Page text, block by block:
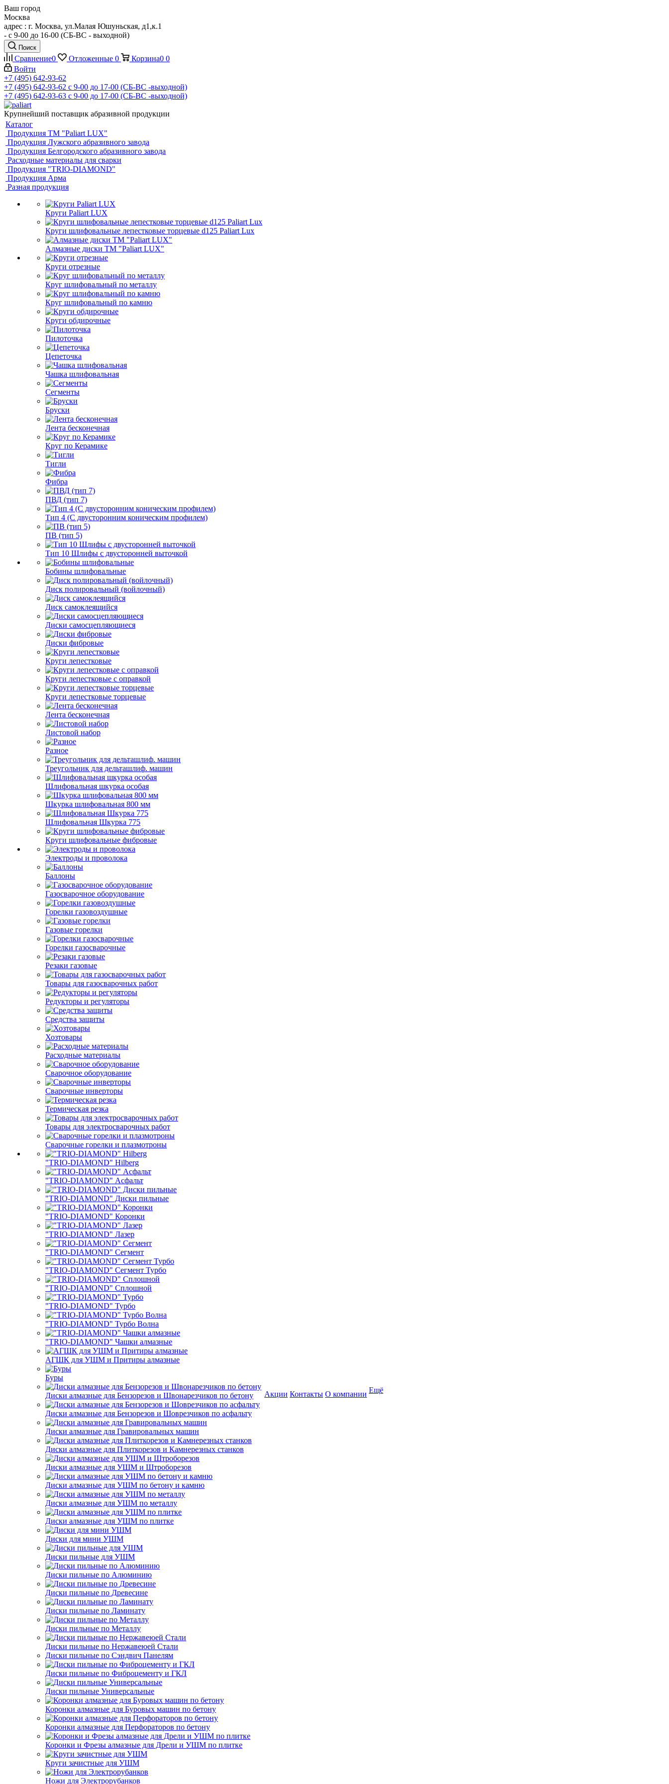
Ваш город
Москва
адрес : г. Москва, ул.Малая Юшуньская, д1,к.1
- c 9-00 до 16-00 (СБ-ВС - выходной)
Поиск
Сравнение0 Отложенные 0 Корзина0 0
Войти
+7 (495) 642-93-62
+7 (495) 642-93-62 c 9-00 до 17-00 (СБ-ВС -выходной)
+7 (495) 642-93-63 c 9-00 до 17-00 (СБ-ВС -выходной)
Крупнейший поставщик абразивной продукции
Каталог
Продукция ТМ "Paliart LUX"
Продукция Лужского абразивного завода
Продукция Белгородского абразивного завода
Расходные материалы для сварки
Продукция "TRIO-DIAMOND"
Продукция Арма
Разная продукция
Круги Paliart LUX
Круги шлифовальные лепестковые торцевые d125 Paliart Lux
Алмазные диски ТМ "Paliart LUX"
Круги отрезные
Круг шлифовальный по металлу
Круг шлифовальный по камню
Круги обдирочные
Пилоточка
Цепеточка
Чашка шлифовальная
Сегменты
Бруски
Лента бесконечная
Круг по Керамике
Тигли
Фибра
ПВД (тип 7)
Тип 4 (С двусторонним коническим профилем)
ПВ (тип 5)
Тип 10 Шлифы с двусторонней выточкой
Бобины шлифовальные
Диск полировальный (войлочный)
Диск самоклеящийся
Диски самосцепляющиеся
Диски фибровые
Круги лепестковые
Круги лепестковые с оправкой
Круги лепестковые торцевые
Лента бесконечная
Листовой набор
Разное
Треугольник для дельташлиф. машин
Шлифовальная шкурка особая
Шкурка шлифовальная 800 мм
Шлифовальная Шкурка 775
Круги шлифовальные фибровые
Электроды и проволока
Баллоны
Газосварочное оборудование
Горелки газовоздушные
Газовые горелки
Горелки газосварочные
Резаки газовые
Товары для газосварочных работ
Редукторы и регуляторы
Средства защиты
Хозтовары
Расходные материалы
Сварочное оборудование
Сварочные инверторы
Термическая резка
Товары для электросварочных работ
Сварочные горелки и плазмотроны
"TRIO-DIAMOND" Hilberg
"TRIO-DIAMOND" Асфальт
"TRIO-DIAMOND" Диски пильные
"TRIO-DIAMOND" Коронки
"TRIO-DIAMOND" Лазер
"TRIO-DIAMOND" Сегмент
"TRIO-DIAMOND" Сегмент Турбо
"TRIO-DIAMOND" Сплошной
"TRIO-DIAMOND" Турбо
"TRIO-DIAMOND" Турбо Волна
"TRIO-DIAMOND" Чашки алмазные
АГШК для УШМ и Притиры алмазные
Буры
Диски алмазные для Бензорезов и Швонарезчиков по бетону
Диски алмазные для Бензорезов и Шоврезчиков по асфальту
Диски алмазные для Гравировальных машин
Диски алмазные для Плиткорезов и Камнерезных станков
Диски алмазные для УШМ и Штроборезов
Диски алмазные для УШМ по бетону и камню
Диски алмазные для УШМ по металлу
Диски алмазные для УШМ по плитке
Диски для мини УШМ
Диски пильные для УШМ
Диски пильные по Алюминию
Диски пильные по Древесине
Диски пильные по Ламинату
Диски пильные по Металлу
Диски пильные по Нержавеюей Стали
Диски пильные по Сэндвич Панелям
Диски пильные по Фиброцементу и ГКЛ
Диски пильные Универсальные
Коронки алмазные для Буровых машин по бетону
Коронки алмазные для Перфораторов по бетону
Коронки и Фрезы алмазные для Дрели и УШМ по плитке
Круги зачистные для УШМ
Ножи для Электрорубанков
Акции Контакты О компании Ещё